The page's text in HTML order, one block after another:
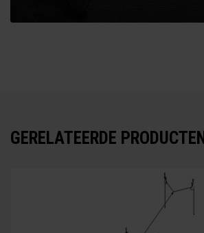
GERELATEERDE PRODUCTEN